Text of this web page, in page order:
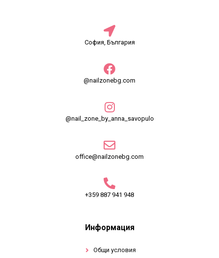
София, България
@nailzonebg.com
@nail_zone_by_anna_savopulo
office@nailzonebg.com
+359 887 941 948
Информация
Общи условия